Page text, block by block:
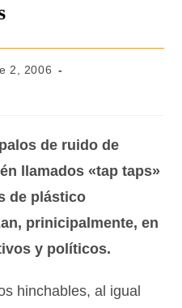
2, 2006
de ruido de
llamados «tap taps»
de plástico
prinicipalmente, en
y políticos.
hinchables, al igual